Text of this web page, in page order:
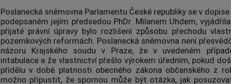
Poslanecká sněmovna Parlamentu České republiky se v dopise
podepsaném jejím předsedou PhDr. Milanem Uhdem,
přijaté právní úpravy bylo rozlišení způsobu přechodu
pozemkových reformách. Poslanecká sněmovna není
názoru Krajského soudu v Praze, že v uvedeném
intabulace a že vlastnictví přešlo výrokem úředním, pokud
přídělu v době platnosti obecného zákona občanského z
možno připustit, že spornou může být otázka, jak